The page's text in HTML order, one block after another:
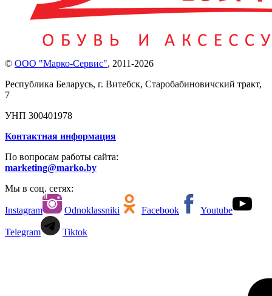
© ООО "Марко-Сервис", 2011-2026
Республика Беларусь, г. Витебск, Старобабиновичский тракт,
7
УНП 300401978
Контактная информация
По вопросам работы сайта:
marketing@marko.by
Мы в соц. сетях:
Instagram Odnoklassniki Facebook Youtube
Telegram Tiktok